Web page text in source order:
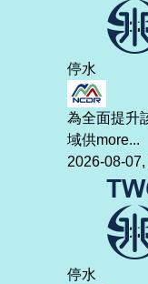
停水
為全面提升
域供more...
2026-08-
停水